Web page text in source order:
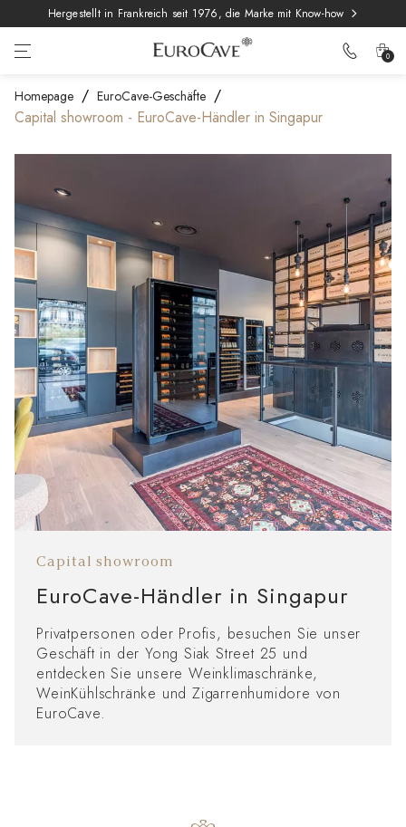
Hergestellt in Frankreich seit 1976, die Marke mit Know-how
0
Homepage EuroCave-Geschäfte
Capital showroom - EuroCave-Händler in Singapur
Capital showroom
EuroCave-Händler in Singapur
Privatpersonen oder Profis, besuchen Sie unser
Geschäft in der Yong Siak Street 25 und
entdecken Sie unsere Weinklimaschränke,
WeinKühlschränke und Zigarrenhumidore von
EuroCave.